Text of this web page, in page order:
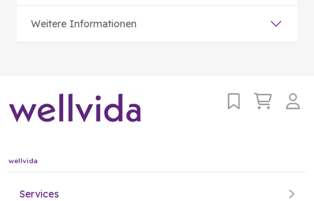
Weitere Informationen
wellvida
Services